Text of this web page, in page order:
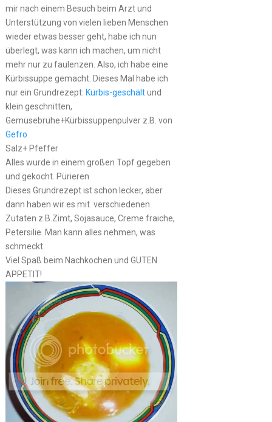
mir nach einem Besuch beim Arzt und
Unterstützung von vielen lieben Menschen
wieder etwas besser geht, habe ich nun
überlegt, was kann ich machen, um nicht
mehr nur zu faulenzen. Also, ich habe eine
Kürbissuppe gemacht. Dieses Mal habe ich
nur ein Grundrezept: Kürbis-geschältund
klein geschnitten,
Gemüsebrühe+Kürbissuppenpulver z.B. von
Gefro
Salz+ Pfeffer
Alles wurde in einem großen Topf gegeben
und gekocht. Pürieren
Dieses Grundrezept ist schon lecker, aber
dann haben wir es mit verschiedenen
Zutaten z.B.Zimt, Sojasauce, Creme fraiche,
Petersilie. Man kann alles nehmen, was
schmeckt.
Viel Spaß beim Nachkochen und GUTEN
APPETIT!